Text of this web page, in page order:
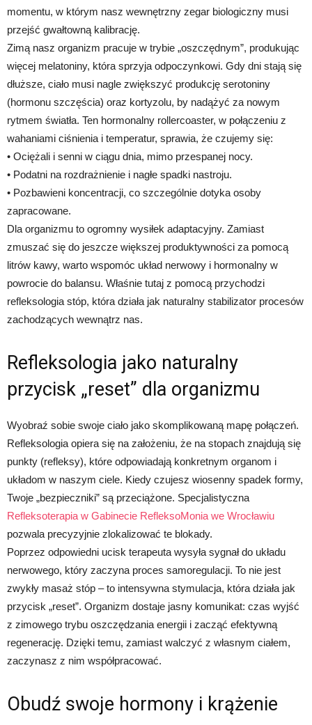
momentu, w którym nasz wewnętrzny zegar biologiczny musi
przejść gwałtowną kalibrację.
Zimą nasz organizm pracuje w trybie „oszczędnym”, produkując
więcej melatoniny, która sprzyja odpoczynkowi. Gdy dni stają się
dłuższe, ciało musi nagle zwiększyć produkcję serotoniny
(hormonu szczęścia) oraz kortyzolu, by nadążyć za nowym
rytmem światła. Ten hormonalny rollercoaster, w połączeniu z
wahaniami ciśnienia i temperatur, sprawia, że czujemy się:
• Ociężali i senni w ciągu dnia, mimo przespanej nocy.
• Podatni na rozdrażnienie i nagłe spadki nastroju.
• Pozbawieni koncentracji, co szczególnie dotyka osoby
zapracowane.
Dla organizmu to ogromny wysiłek adaptacyjny. Zamiast
zmuszać się do jeszcze większej produktywności za pomocą
litrów kawy, warto wspomóc układ nerwowy i hormonalny w
powrocie do balansu. Właśnie tutaj z pomocą przychodzi
refleksologia stóp, która działa jak naturalny stabilizator procesów
zachodzących wewnątrz nas.
Refleksologia jako naturalny
przycisk „reset” dla organizmu
Wyobraź sobie swoje ciało jako skomplikowaną mapę połączeń.
Refleksologia opiera się na założeniu, że na stopach znajdują się
punkty (refleksy), które odpowiadają konkretnym organom i
układom w naszym ciele. Kiedy czujesz wiosenny spadek formy,
Twoje „bezpieczniki” są przeciążone. Specjalistyczna
Refleksoterapia w Gabinecie RefleksoMonia we Wrocławiu
pozwala precyzyjnie zlokalizować te blokady.
Poprzez odpowiedni ucisk terapeuta wysyła sygnał do układu
nerwowego, który zaczyna proces samoregulacji. To nie jest
zwykły masaż stóp – to intensywna stymulacja, która działa jak
przycisk „reset”. Organizm dostaje jasny komunikat: czas wyjść
z zimowego trybu oszczędzania energii i zacząć efektywną
regenerację. Dzięki temu, zamiast walczyć z własnym ciałem,
zaczynasz z nim współpracować.
Obudź swoje hormony i krążenie